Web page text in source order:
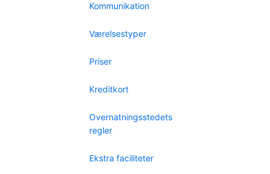
Kommunikation
Værelsestyper
Priser
Kreditkort
Overnatningsstedets
regler
Ekstra faciliteter